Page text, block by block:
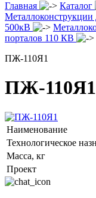
Главная Каталог
500кВ
порталов 110 КВ
ПЖ-110Я1
ПЖ-110Я1
Наименование
Технологическое
Масса, кг
Проект